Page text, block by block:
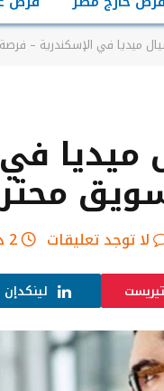
ميديا في الإسكندرية –
في
لا توجد تعليقات 2 دقائق
لينكدإن